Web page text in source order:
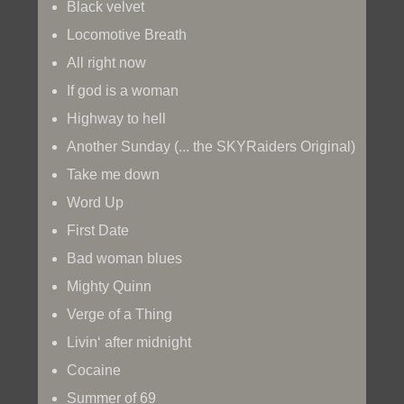
Black velvet
Locomotive Breath
All right now
If god is a woman
Highway to hell
Another Sunday (... the SKYRaiders Original)
Take me down
Word Up
First Date
Bad woman blues
Mighty Quinn
Verge of a Thing
Livin‘ after midnight
Cocaine
Summer of 69